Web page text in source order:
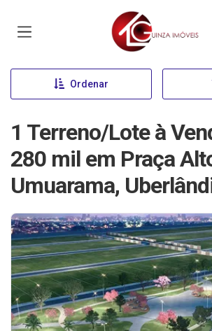
Página inicial
Ordenar
1 Terreno/Lote à
280 mil em Praça
Umuarama,